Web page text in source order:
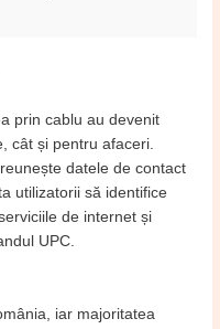
prin cablu au devenit
cât și pentru afaceri.
datele de contact
utilizatorii să identifice
de internet și
UPC.
iar majoritatea